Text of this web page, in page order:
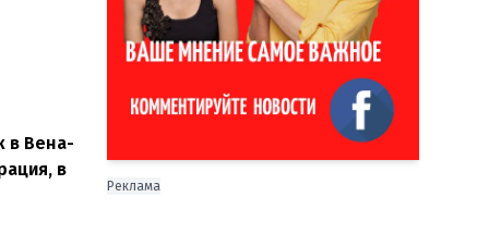
в Вена-
в
Реклама